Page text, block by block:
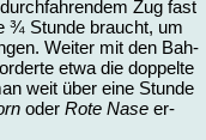
Zug fast
¾ Stun­de braucht, um
Wei­ter mit den Bah­
et­wa die dop­pel­te
weit über ei­ne Stun­de
oder Ro­te Na­se er­